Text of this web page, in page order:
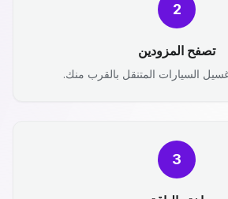
2
تصفح المزودين
السيارات المتنقل بالقرب منك.
3